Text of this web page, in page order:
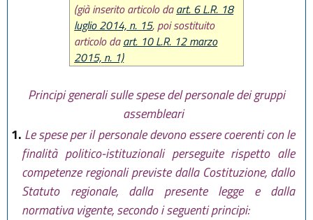
(già inserito articolo daart. 6 L.R. 18
luglio 2014, n. 15, poi sostituito
articolo daart. 10 L.R. 12 marzo
2015, n. 1)
Principi generali sulle spese del personale dei gruppi
assembleari
1. Le spese per il personale devono essere coerenti con le
finalità politico-istituzionali perseguite rispetto alle
competenze regionali previste dalla Costituzione, dallo
Statuto regionale, dalla presente legge e dalla
normativa vigente, secondo i seguenti principi: